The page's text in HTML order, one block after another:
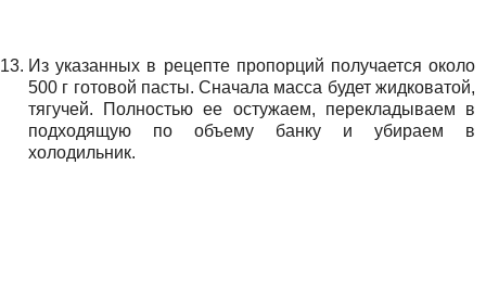
Из указанных в рецепте пропорций получается около
500 г готовой пасты. Сначала масса будет жидковатой,
тягучей. Полностью ее остужаем, перекладываем в
подходящую по объему банку и убираем в
холодильник.